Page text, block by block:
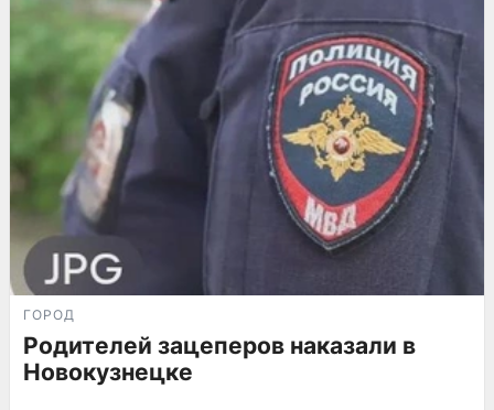
ГОРОД
Родителей зацеперов наказали в
Новокузнецке